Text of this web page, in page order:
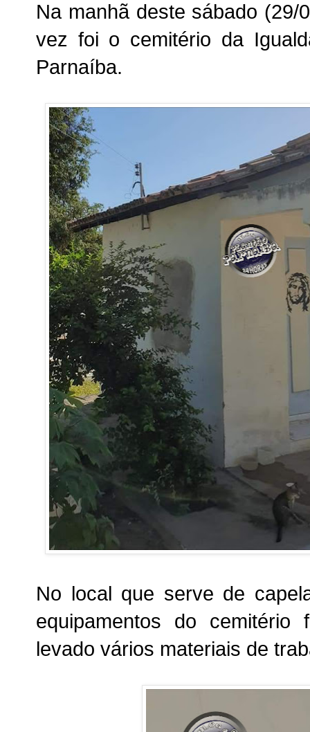
Na manhã deste sábado
vez foi o cemitério da
Parnaíba.
No local que serve de
equipamentos do
levado vários materiais de